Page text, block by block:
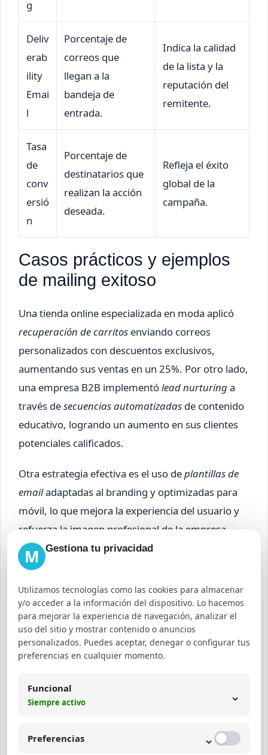
g
Deliv
erab
ility
Emai
l
Porcentaje de
correos que
llegan a la
bandeja de
entrada.
Indica la calidad
de la lista y la
reputación del
remitente.
Tasa
de
conv
ersió
n
Porcentaje de
destinatarios que
realizan la acción
deseada.
Refleja el éxito
global de la
campaña.
Casos prácticos y ejemplos
de mailing exitoso
Una tienda online especializada en moda aplicó
recuperación de carritos enviando correos
personalizados con descuentos exclusivos,
aumentando sus ventas en un 25%. Por otro lado,
una empresa B2B implementólead nurturinga
través desecuencias automatizadas de contenido
educativo, logrando un aumento en sus clientes
potenciales calificados.
Otra estrategia efectiva es el uso deplantillas de
emailadaptadas al branding y optimizadas para
móvil, lo que mejora la experiencia del usuario y
refuerza la imagen profesional de la empresa.
Te puede interesar:
Qué es growth marketing
Integración con otras
estrategias digitales
sinergia con servicios de
publicidad en redes sociales
la conversión. Por ejemplo, optimizar la página de
M Gestiona tu privacidad
Utilizamos tecnologías como las cookies para almacenar
y/o acceder a la información del dispositivo. Lo hacemos
para mejorar la experiencia de navegación, analizar el
uso del sitio y mostrar contenido o anuncios
personalizados. Puedes aceptar, denegar o configurar tus
preferencias en cualquier momento.
Funcional
Siempre activo ⌄
Preferencias ⌄